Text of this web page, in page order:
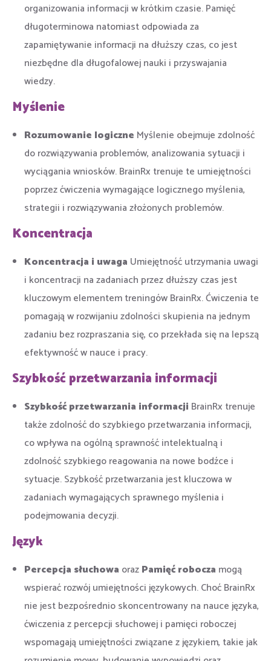
organizowania informacji w krótkim czasie. Pamięć
długoterminowa natomiast odpowiada za
zapamiętywanie informacji na dłuższy czas, co jest
niezbędne dla długofalowej nauki i przyswajania
wiedzy.
Myślenie
Rozumowanie logiczne Myślenie obejmuje zdolność
do rozwiązywania problemów, analizowania sytuacji i
wyciągania wniosków. BrainRx trenuje te umiejętności
poprzez ćwiczenia wymagające logicznego myślenia,
strategii i rozwiązywania złożonych problemów.
Koncentracja
Koncentracja i uwaga Umiejętność utrzymania uwagi
i koncentracji na zadaniach przez dłuższy czas jest
kluczowym elementem treningów BrainRx. Ćwiczenia te
pomagają w rozwijaniu zdolności skupienia na jednym
zadaniu bez rozpraszania się, co przekłada się na lepszą
efektywność w nauce i pracy.
Szybkość przetwarzania informacji
Szybkość przetwarzania informacji BrainRx trenuje
także zdolność do szybkiego przetwarzania informacji,
co wpływa na ogólną sprawność intelektualną i
zdolność szybkiego reagowania na nowe bodźce i
sytuacje. Szybkość przetwarzania jest kluczowa w
zadaniach wymagających sprawnego myślenia i
podejmowania decyzji.
Język
Percepcja słuchowa orazPamięć robocza mogą
wspierać rozwój umiejętności językowych. Choć BrainRx
nie jest bezpośrednio skoncentrowany na nauce języka,
ćwiczenia z percepcji słuchowej i pamięci roboczej
wspomagają umiejętności związane z językiem, takie jak